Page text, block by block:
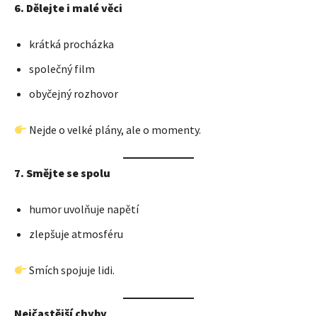
6. Dělejte i malé věci
krátká procházka
společný film
obyčejný rozhovor
Nejde o velké plány, ale o momenty.
7. Smějte se spolu
humor uvolňuje napětí
zlepšuje atmosféru
Smích spojuje lidi.